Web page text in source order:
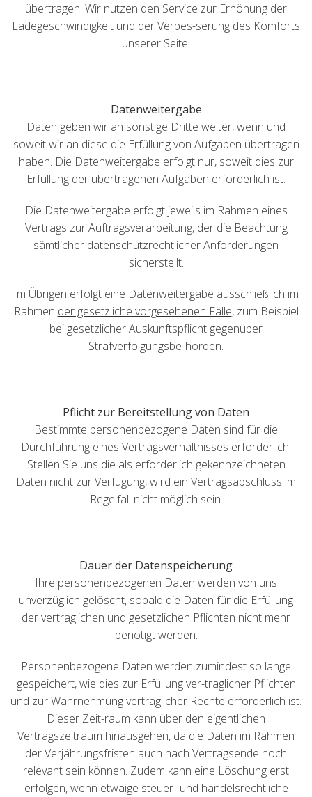
übertragen. Wir nutzen den Service zur Erhöhung der
Ladegeschwindigkeit und der Verbes-serung des Komforts
unserer Seite.
Datenweitergabe
Daten geben wir an sonstige Dritte weiter, wenn und
soweit wir an diese die Erfüllung von Aufgaben übertragen
haben. Die Datenweitergabe erfolgt nur, soweit dies zur
Erfüllung der übertragenen Aufgaben erforderlich ist.
Die Datenweitergabe erfolgt jeweils im Rahmen eines
Vertrags zur Auftragsverarbeitung, der die Beachtung
sämtlicher datenschutzrechtlicher Anforderungen
sicherstellt.
Im Übrigen erfolgt eine Datenweitergabe ausschließlich im
Rahmen der gesetzliche vorgesehenen Fälle, zum Beispiel
bei gesetzlicher Auskunftspflicht gegenüber
Strafverfolgungsbe-hörden.
Pflicht zur Bereitstellung von Daten
Bestimmte personenbezogene Daten sind für die
Durchführung eines Vertragsverhältnisses erforderlich.
Stellen Sie uns die als erforderlich gekennzeichneten
Daten nicht zur Verfügung, wird ein Vertragsabschluss im
Regelfall nicht möglich sein.
Dauer der Datenspeicherung
Ihre personenbezogenen Daten werden von uns
unverzüglich gelöscht, sobald die Daten für die Erfüllung
der vertraglichen und gesetzlichen Pflichten nicht mehr
benötigt werden.
Personenbezogene Daten werden zumindest so lange
gespeichert, wie dies zur Erfüllung ver-traglicher Pflichten
und zur Wahrnehmung vertraglicher Rechte erforderlich ist.
Dieser Zeit-raum kann über den eigentlichen
Vertragszeitraum hinausgehen, da die Daten im Rahmen
der Verjährungsfristen auch nach Vertragsende noch
relevant sein können. Zudem kann eine Löschung erst
erfolgen, wenn etwaige steuer- und handelsrechtliche